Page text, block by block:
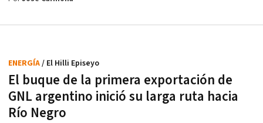
El buque de la primera exportación de
GNL argentino inició su larga ruta hacia
Río Negro
ENERGÍA/ El Hilli Episeyo